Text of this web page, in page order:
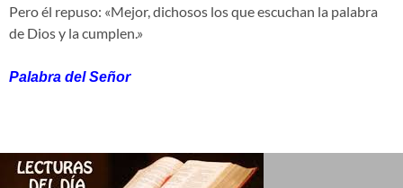
Pero él repuso: «Mejor, dichosos los que escuchan la palabra
de Dios y la cumplen.»
Palabra del Señor